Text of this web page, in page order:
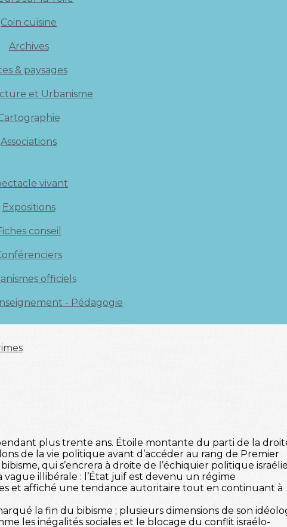
Coin cuisine
Archives
& paysages
et Urbanisme
Associations
vivant
Expositions
conseil
officiels
- Pédagogie
plus trente ans. Étoile montante du parti de la
de la vie politique avant d’accéder au rang de Premier
qui s’encrera à droite de l’échiquier politique
vague illibérale : l’État juif est devenu un régime
et affiché une tendance autoritaire tout en continuant à
la fin du bibisme ; plusieurs dimensions de son
les inégalités sociales et le blocage du conflit israélo-